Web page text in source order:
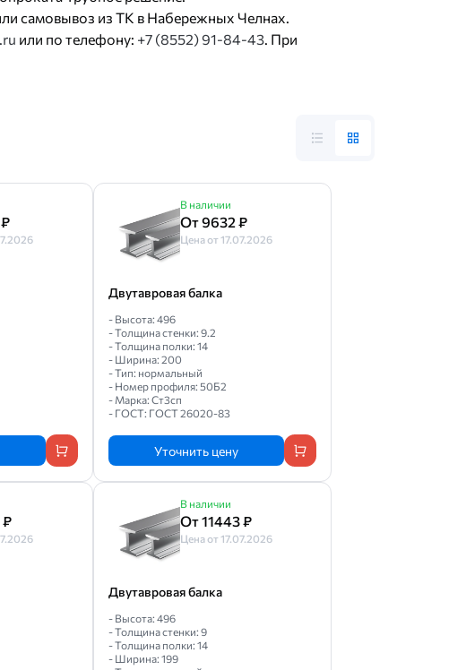
самовывоз из ТК в Набережных Челнах.
или по телефону: +7 (8552) 91-84-43. При
В наличии
От 9632 ₽
Цена от 17.07.2026
Двутавровая балка
- Высота: 496
- Толщина стенки: 9.2
- Толщина полки: 14
- Ширина: 200
- Тип: нормальный
- Номер профиля: 50Б2
- Марка: Ст3сп
- ГОСТ: ГОСТ 26020-83
Уточнить цену
₽
В наличии
От 11443 ₽
Цена от 17.07.2026
Двутавровая балка
- Высота: 496
- Толщина стенки: 9
- Толщина полки: 14
- Ширина: 199